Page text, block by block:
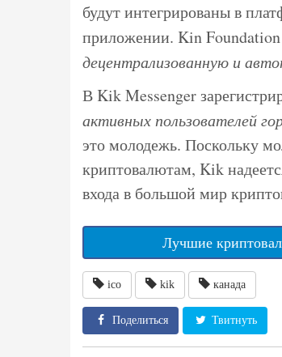
будут интегрированы в
приложении. Kin Foundation
децентрализованную и
В Kik Messenger
активных пользователей
это молодежь. Поскольку
криптовалютам, Kik
входа в большой мир
Лучшие
ico kik канада
Поделиться Твитнуть